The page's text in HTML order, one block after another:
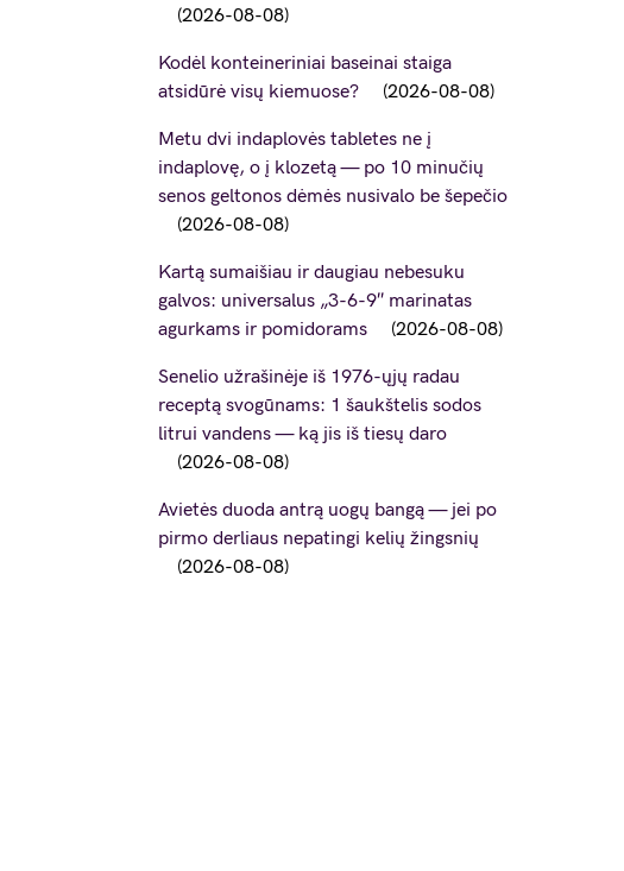
2026-08-08
Kodėl konteineriniai baseinai staiga
atsidūrė visų kiemuose?
2026-08-08
Metu dvi indaplovės tabletes ne į
indaplovę, o į klozetą — po 10 minučių
senos geltonos dėmės nusivalo be šepečio
2026-08-08
Kartą sumaišiau ir daugiau nebesuku
galvos: universalus „3-6-9″ marinatas
agurkams ir pomidorams
2026-08-08
Senelio užrašinėje iš 1976-ųjų radau
receptą svogūnams: 1 šaukštelis sodos
litrui vandens — ką jis iš tiesų daro
2026-08-08
Avietės duoda antrą uogų bangą — jei po
pirmo derliaus nepatingi kelių žingsnių
2026-08-08